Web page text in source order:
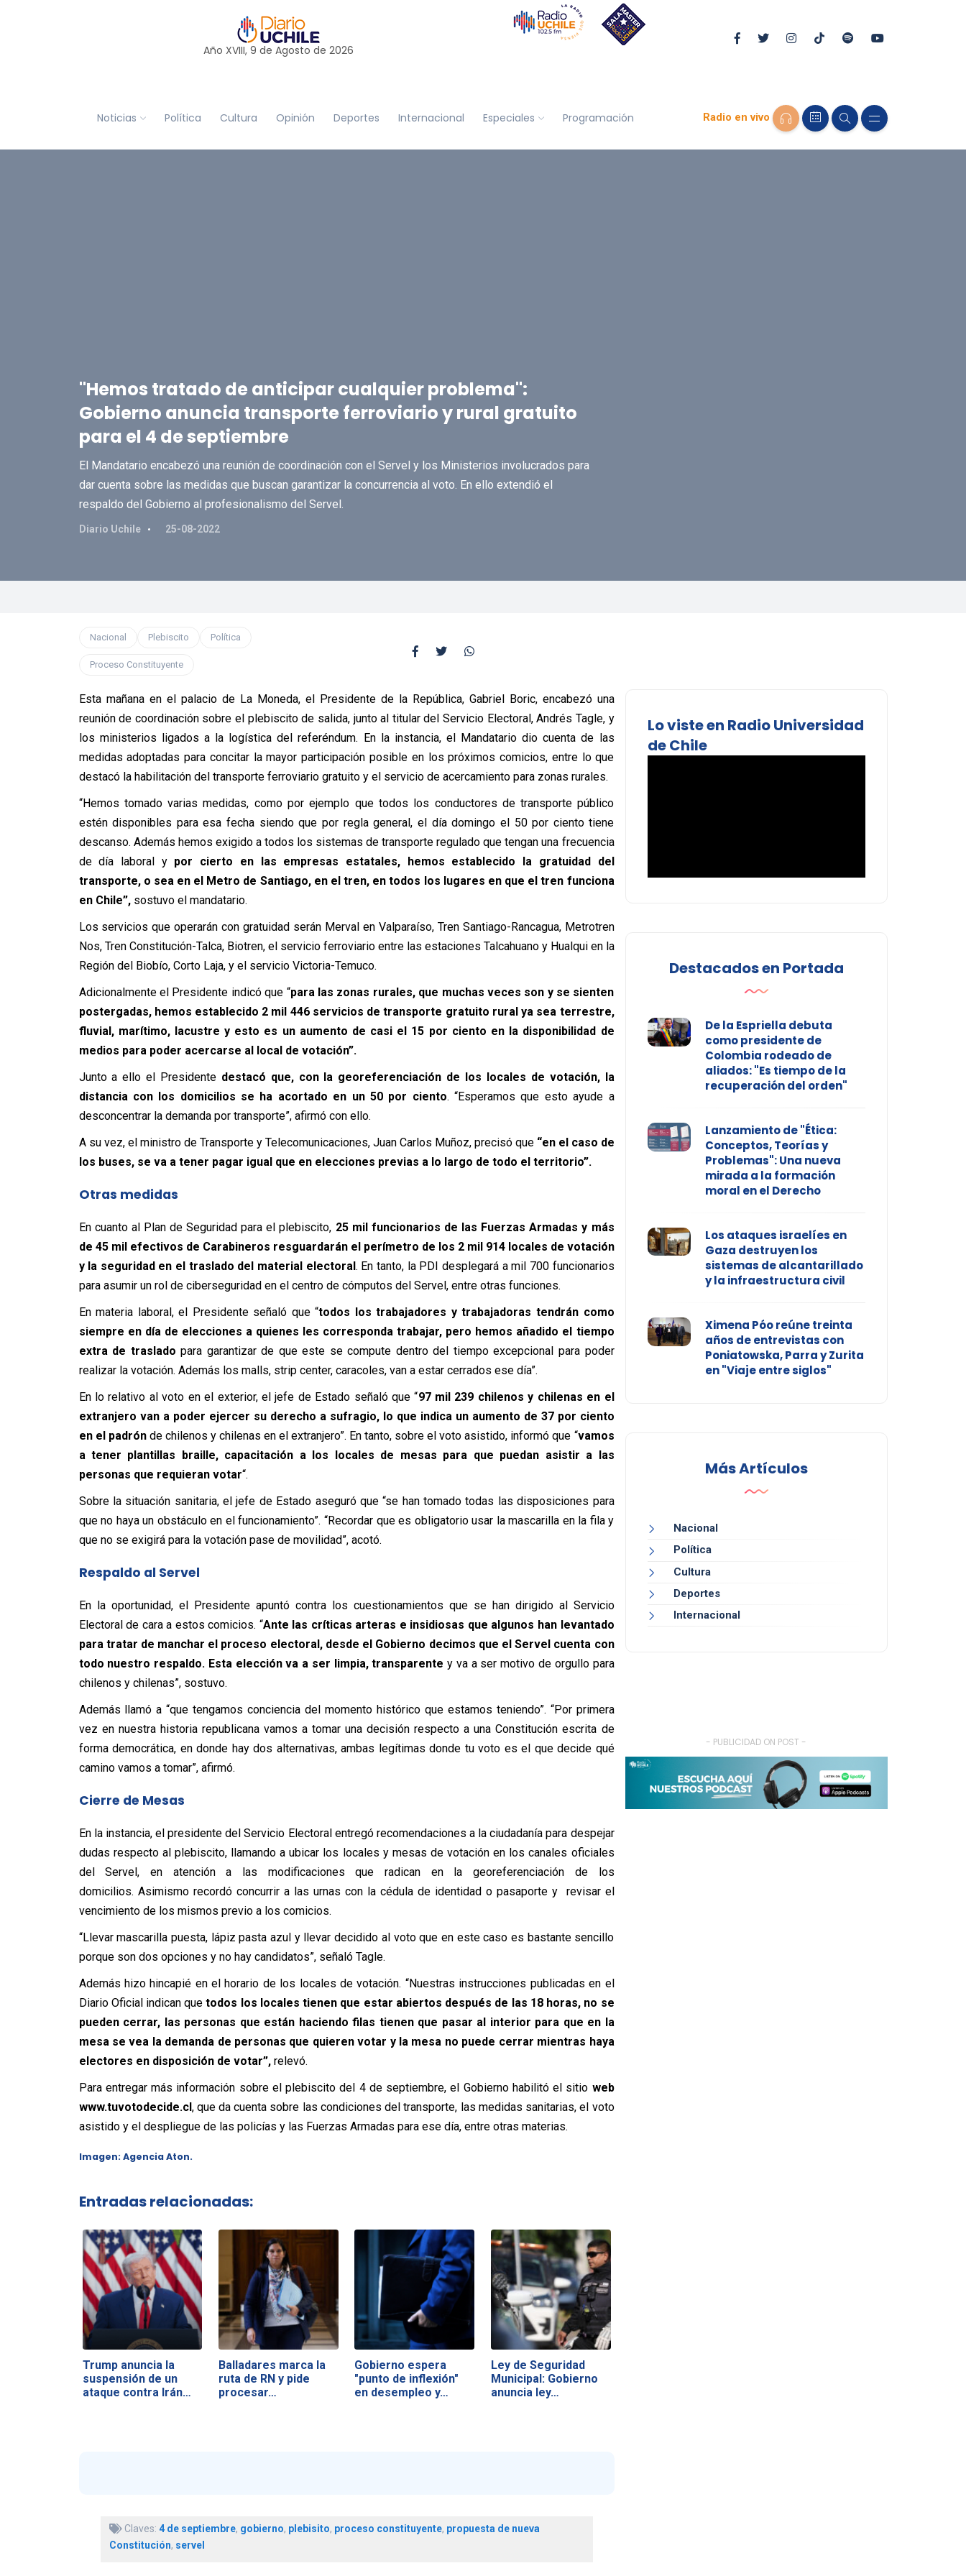
Año XVIII, 9 de Agosto de 2026
Noticias Política Cultura Opinión Deportes Internacional Especiales Programación Radio en vivo
"Hemos tratado de anticipar cualquier problema":
Gobierno anuncia transporte ferroviario y rural gratuito
para el 4 de septiembre
El Mandatario encabezó una reunión de coordinación con el Servel y los Ministerios involucrados para
dar cuenta sobre las medidas que buscan garantizar la concurrencia al voto. En ello extendió el
respaldo del Gobierno al profesionalismo del Servel.
Diario Uchile 25-08-2022
Nacional Plebiscito Política
Proceso Constituyente
Esta mañana en el palacio de La Moneda, el Presidente de la República, Gabriel Boric, encabezó una
reunión de coordinación sobre el plebiscito de salida, junto al titular del Servicio Electoral, Andrés Tagle, y
los ministerios ligados a la logística del referéndum. En la instancia, el Mandatario dio cuenta de las
medidas adoptadas para concitar la mayor participación posible en los próximos comicios, entre lo que
destacó la habilitación del transporte ferroviario gratuito y el servicio de acercamiento para zonas rurales.
“Hemos tomado varias medidas, como por ejemplo que todos los conductores de transporte público
estén disponibles para esa fecha siendo que por regla general, el día domingo el 50 por ciento tiene
descanso. Además hemos exigido a todos los sistemas de transporte regulado que tengan una frecuencia
de día laboral ypor cierto en las empresas estatales, hemos establecido la gratuidad del
transporte, o sea en el Metro de Santiago, en el tren, en todos los lugares en que el tren funciona
en Chile”, sostuvo el mandatario.
Los servicios que operarán con gratuidad serán Merval en Valparaíso, Tren Santiago-Rancagua, Metrotren
Nos, Tren Constitución-Talca, Biotren, el servicio ferroviario entre las estaciones Talcahuano y Hualqui en la
Región del Biobío, Corto Laja, y el servicio Victoria-Temuco.
Adicionalmente el Presidente indicó que “para las zonas rurales, que muchas veces son y se sienten
postergadas, hemos establecido 2 mil 446 servicios de transporte gratuito rural ya sea terrestre,
fluvial, marítimo, lacustre y esto es un aumento de casi el 15 por ciento en la disponibilidad de
medios para poder acercarse al local de votación”.
Junto a ello el Presidente destacó que, con la georeferenciación de los locales de votación, la
distancia con los domicilios se ha acortado en un 50 por ciento. “Esperamos que esto ayude a
desconcentrar la demanda por transporte”, afirmó con ello.
A su vez, el ministro de Transporte y Telecomunicaciones, Juan Carlos Muñoz, precisó que “en el caso de
los buses, se va a tener pagar igual que en elecciones previas a lo largo de todo el territorio”.
Otras medidas
En cuanto al Plan de Seguridad para el plebiscito, 25 mil funcionarios de las Fuerzas Armadas y más
de 45 mil efectivos de Carabineros resguardarán el perímetro de los 2 mil 914 locales de votación
y la seguridad en el traslado del material electoral. En tanto, la PDI desplegará a mil 700 funcionarios
para asumir un rol de ciberseguridad en el centro de cómputos del Servel, entre otras funciones.
En materia laboral, el Presidente señaló que “todos los trabajadores y trabajadoras tendrán como
siempre en día de elecciones a quienes les corresponda trabajar, pero hemos añadido el tiempo
extra de traslado para garantizar de que este se compute dentro del tiempo excepcional para poder
realizar la votación. Además los malls, strip center, caracoles, van a estar cerrados ese día”.
En lo relativo al voto en el exterior, el jefe de Estado señaló que “97 mil 239 chilenos y chilenas en el
extranjero van a poder ejercer su derecho a sufragio, lo que indica un aumento de 37 por ciento
en el padrónde chilenos y chilenas en el extranjero”. En tanto, sobre el voto asistido, informó que “vamos
a tener plantillas braille, capacitación a los locales de mesas para que puedan asistir a las
personas que requieran votar“.
Sobre la situación sanitaria, el jefe de Estado aseguró que “se han tomado todas las disposiciones para
que no haya un obstáculo en el funcionamiento”. “Recordar que es obligatorio usar la mascarilla en la fila y
que no se exigirá para la votación pase de movilidad”, acotó.
Respaldo al Servel
En la oportunidad, el Presidente apuntó contra los cuestionamientos que se han dirigido al Servicio
Electoral de cara a estos comicios. “Ante las críticas arteras e insidiosas que algunos han levantado
para tratar de manchar el proceso electoral, desde el Gobierno decimos que el Servel cuenta con
todo nuestro respaldo. Esta elección va a ser limpia, transparente y va a ser motivo de orgullo para
chilenos y chilenas”, sostuvo.
Además llamó a “que tengamos conciencia del momento histórico que estamos teniendo”. “Por primera
vez en nuestra historia republicana vamos a tomar una decisión respecto a una Constitución escrita de
forma democrática, en donde hay dos alternativas, ambas legítimas donde tu voto es el que decide qué
camino vamos a tomar”, afirmó.
Cierre de Mesas
En la instancia, el presidente del Servicio Electoral entregó recomendaciones a la ciudadanía para despejar
dudas respecto al plebiscito, llamando a ubicar los locales y mesas de votación en los canales oficiales
del Servel, en atención a las modificaciones que radican en la georeferenciación de los
domicilios. Asimismo recordó concurrir a las urnas con la cédula de identidad o pasaporte y revisar el
vencimiento de los mismos previo a los comicios.
“Llevar mascarilla puesta, lápiz pasta azul y llevar decidido al voto que en este caso es bastante sencillo
porque son dos opciones y no hay candidatos”, señaló Tagle.
Además hizo hincapié en el horario de los locales de votación. “Nuestras instrucciones publicadas en el
Diario Oficial indican quetodos los locales tienen que estar abiertos después de las 18 horas, no se
pueden cerrar, las personas que están haciendo filas tienen que pasar al interior para que en la
mesa se vea la demanda de personas que quieren votar y la mesa no puede cerrar mientras haya
electores en disposición de votar”, relevó.
Para entregar más información sobre el plebiscito del 4 de septiembre, el Gobierno habilitó el sitio web
www.tuvotodecide.cl, que da cuenta sobre las condiciones del transporte, las medidas sanitarias, el voto
asistido y el despliegue de las policías y las Fuerzas Armadas para ese día, entre otras materias.
Imagen: Agencia Aton.
Entradas relacionadas:
Trump anuncia la
suspensión de un
ataque contra Irán…
Balladares marca la
ruta de RN y pide
procesar…
Gobierno espera
"punto de inflexión"
en desempleo y…
Ley de Seguridad
Municipal: Gobierno
anuncia ley…
Claves: 4 de septiembre, gobierno, plebisito, proceso constituyente, propuesta de nueva
Constitución, servel
Lo viste en Radio Universidad
de Chile
Destacados en Portada
De la Espriella debuta
como presidente de
Colombia rodeado de
aliados: "Es tiempo de la
recuperación del orden"
Lanzamiento de "Ética:
Conceptos, Teorías y
Problemas": Una nueva
mirada a la formación
moral en el Derecho
Los ataques israelíes en
Gaza destruyen los
sistemas de alcantarillado
y la infraestructura civil
Ximena Póo reúne treinta
años de entrevistas con
Poniatowska, Parra y Zurita
en "Viaje entre siglos"
Más Artículos
Nacional
Política
Cultura
Deportes
Internacional
- PUBLICIDAD ON POST -